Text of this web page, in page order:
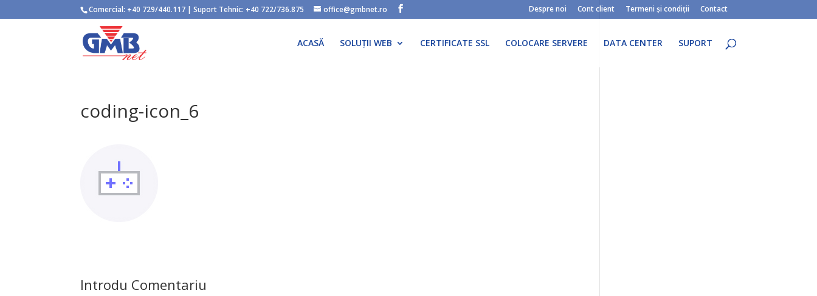
Comercial: +40 729/440.117 | Suport Tehnic: +40 722/736.875 office@gmbnet.ro Despre noi Cont client Termeni și condiții Contact
ACASĂ SOLUȚII WEB CERTIFICATE SSL COLOCARE SERVERE DATA CENTER SUPORT
coding-icon_6
Introdu Comentariu